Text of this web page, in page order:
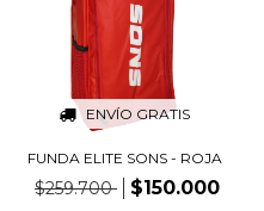
ENVÍO GRATIS
FUNDA ELITE SONS - ROJA
$259.700 $150.000